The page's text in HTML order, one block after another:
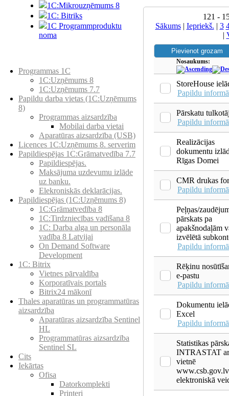
1С:Мikrouzņēmums 8
1C: Bitriks
1C Programmproduktu
noma
Programmas 1C
1C:Uzņēmums 8
1C:Uzņēmums 7.7
Papildu darba vietas (1C:Uzņēmums
8)
Programmas aizsardzība
Mobilai darba vietai
Aparatūras aizsardzība (USB)
Licences 1C:Uzņēmums 8. serverim
Papildiespējas 1C:Grāmatvedība 7.7
Papildiespējas.
Maksājuma uzdevumu izlāde
uz banku.
Elekroniskās deklarācijas.
Papildiespējas (1C:Uzņēmums 8)
1C:Grāmatvedība 8
1C:Tirdzniecības vadīšana 8
1С: Darba alga un personāla
vadība 8 Latvijai
On Demand Software
Development
1C: Bitrix
Vietnes pārvaldība
Korporatīvais portals
Bitrix24 mākonī
Thales aparatūras un programmatūras
aizsardzība
Aparatūras aizsardzība Sentinel
HL
Programmatūras aizsardzība
Sentinel SL
Cits
Iekārtas
Ofisa
Datorkomplekti
Printeri
121 -
Sākums| Iepriekš. | 3
|
Nosaukums:
StoreHouse
Papildu
Pārskatu
Papildu
Realizācijas
dokumentu
Rīgas Domei
CMR drukas
Papildu
Peļņas/
pārskats pa
apakšnodaļām
izvēlētā
Papildu
Rēķinu
e-pastu
Papildu
Dokumentu
Excel
Papildu
Statistikas
INTRASTAT
vietnē
www.csb.gov.lv
elektroniskā